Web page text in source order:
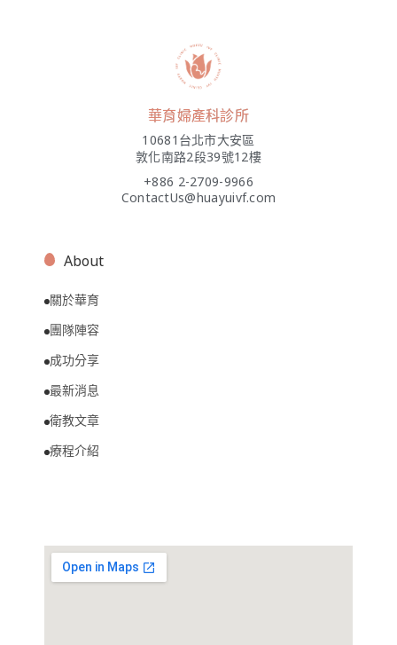
華育婦產科診所
10681台北市大安區
敦化南路2段39號12樓
+886 2-2709-9966
ContactUs@huayuivf.com
About
關於華育
團隊陣容
成功分享
最新消息
衛教文章
療程介紹